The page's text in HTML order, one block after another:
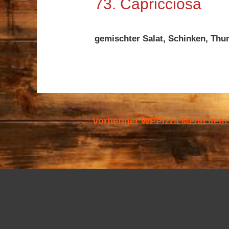
73. Capricciosa
gemischter Salat, Schinken,
←Vorheriger WPPizza Menu Item